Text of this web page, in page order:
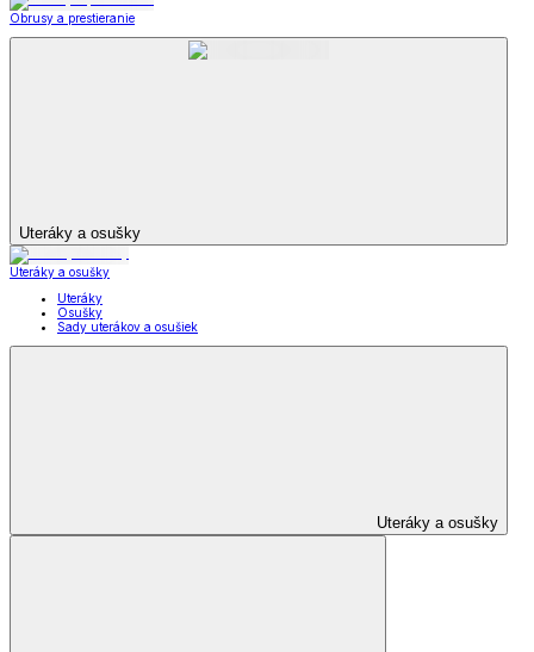
Obrusy a prestieranie
Uteráky a osušky
Uteráky a osušky
Uteráky
Osušky
Sady uterákov a osušiek
Uteráky a osušky